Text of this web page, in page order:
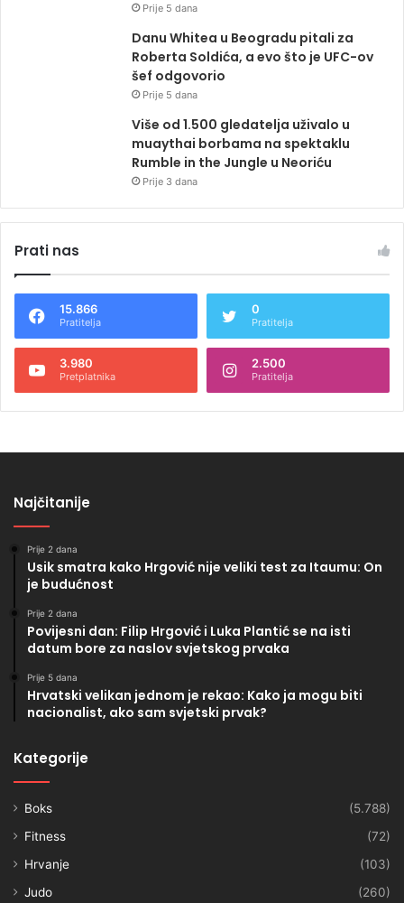
Prije 5 dana
Danu Whitea u Beogradu pitali za
Roberta Soldića, a evo što je UFC-ov
šef odgovorio
Prije 5 dana
Više od 1.500 gledatelja uživalo u
muaythai borbama na spektaklu
Rumble in the Jungle u Neoriću
Prije 3 dana
Prati nas
15.866
Pratitelja
0
Pratitelja
3.980
Pretplatnika
2.500
Pratitelja
Najčitanije
Prije 2 dana
Usik smatra kako Hrgović nije veliki test za Itaumu: On
je budućnost
Prije 2 dana
Povijesni dan: Filip Hrgović i Luka Plantić se na isti
datum bore za naslov svjetskog prvaka
Prije 5 dana
Hrvatski velikan jednom je rekao: Kako ja mogu biti
nacionalist, ako sam svjetski prvak?
Kategorije
Boks
(5.788)
Fitness
(72)
Hrvanje
(103)
Judo
(260)